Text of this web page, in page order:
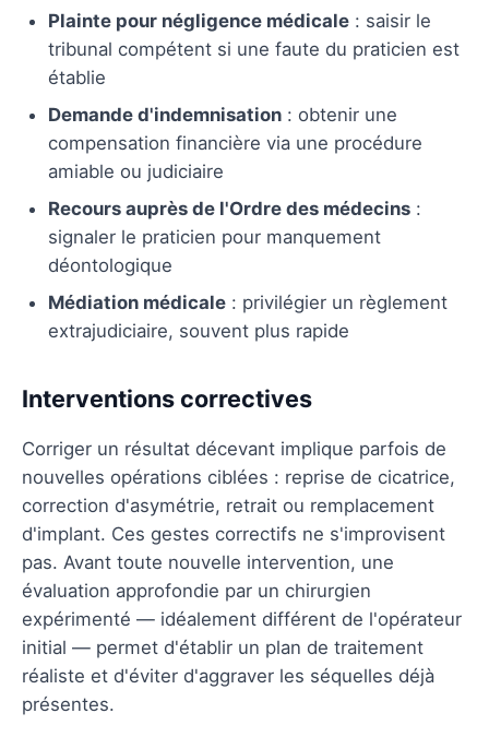
Plainte pour négligence médicale : saisir le
tribunal compétent si une faute du praticien est
établie
Demande d'indemnisation : obtenir une
compensation financière via une procédure
amiable ou judiciaire
Recours auprès de l'Ordre des médecins :
signaler le praticien pour manquement
déontologique
Médiation médicale : privilégier un règlement
extrajudiciaire, souvent plus rapide
Interventions correctives
Corriger un résultat décevant implique parfois de
nouvelles opérations ciblées : reprise de cicatrice,
correction d'asymétrie, retrait ou remplacement
d'implant. Ces gestes correctifs ne s'improvisent
pas. Avant toute nouvelle intervention, une
évaluation approfondie par un chirurgien
expérimenté — idéalement différent de l'opérateur
initial — permet d'établir un plan de traitement
réaliste et d'éviter d'aggraver les séquelles déjà
présentes.